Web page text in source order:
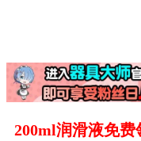
200ml润滑液免